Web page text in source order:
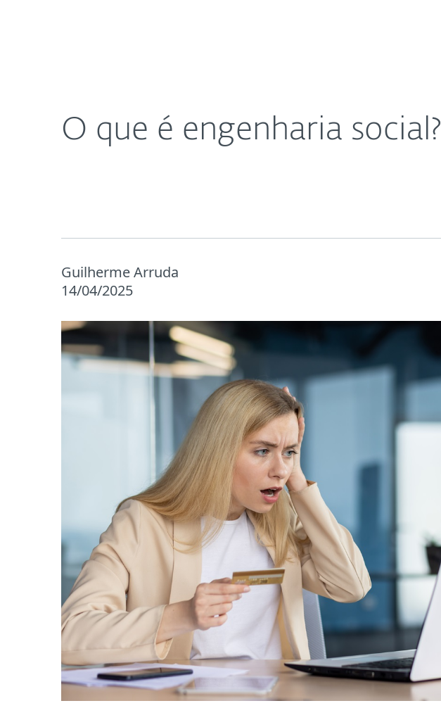
O que é engenharia social?
Guilherme Arruda
14/04/2025